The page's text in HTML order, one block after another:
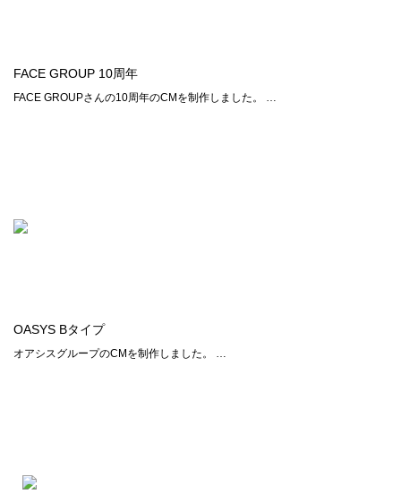
FACE GROUP 10周年
FACE GROUPさんの10周年のCMを制作しました。 …
OASYS Bタイプ
オアシスグループのCMを制作しました。 …